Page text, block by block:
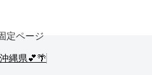
定ページ
縄県💕🌴